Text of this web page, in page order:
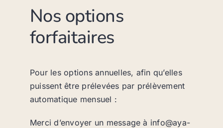
Nos options
forfaitaires
Pour les options annuelles, afin qu’elles
puissent être prélevées par prélèvement
automatique mensuel :
Merci d’envoyer un message à info@aya-